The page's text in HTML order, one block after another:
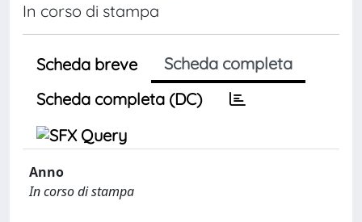
In corso di stampa
Scheda breve
Scheda completa
Scheda completa (DC)
Anno
In corso di stampa